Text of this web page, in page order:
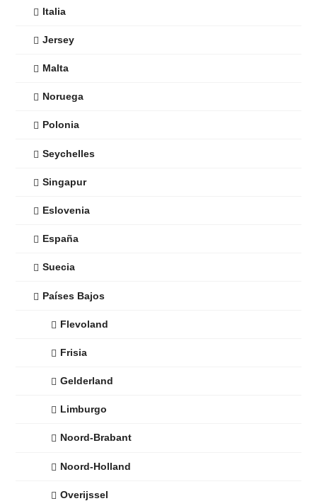
Italia
Jersey
Malta
Noruega
Polonia
Seychelles
Singapur
Eslovenia
España
Suecia
Países Bajos
Flevoland
Frisia
Gelderland
Limburgo
Noord-Brabant
Noord-Holland
Overijssel